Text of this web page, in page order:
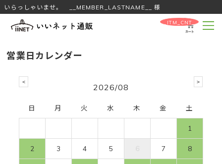
いらっしゃいませ。 __MEMBER_LASTNAME__ 様
__ITM_CNT__
営業日カレンダー
2026/08
日 月 火 水 木 金 土
1
2 3 4 5 7 8